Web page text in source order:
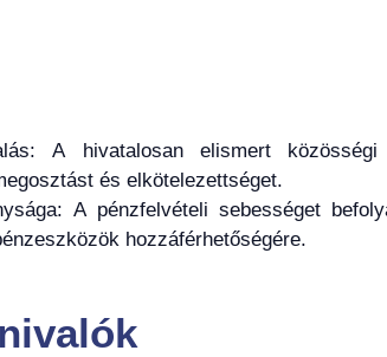
A hivatalosan elismert
és elkötelezettséget.
A pénzfelvételi sebességet
hozzáférhetőségére.